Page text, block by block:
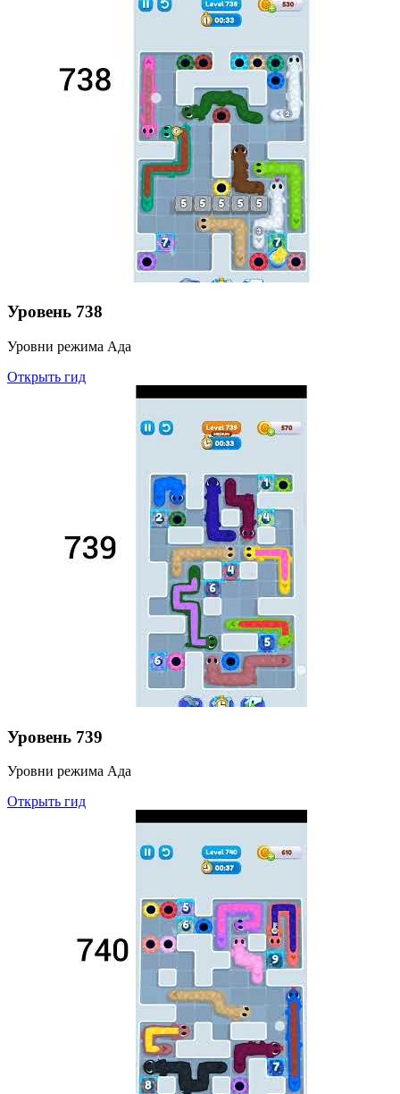
Уровень 738
Уровни режима Ада
Открыть гид
Уровень 739
Уровни режима Ада
Открыть гид